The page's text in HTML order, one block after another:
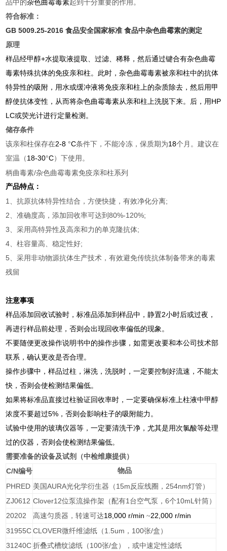
品中的杂色曲霉毒素起到十分重要的作用。
符合标准：
GB 5009.25-2016 食品安全国家标准 食品中杂色曲霉素的测定
原理
样品经甲醇+水提取液提取、过滤、稀释，然后通过键合有杂色曲霉
毒素特殊抗体的免疫亲和柱。此时，杂色曲霉毒素被亲和柱中的抗体
特异性的吸附，用水或缓冲液将免疫亲和柱上的杂质除去，然后用甲
醇使抗体变性，从而将杂色曲霉毒素从亲和柱上洗脱下来。后，用HP
LC或荧光计进行定量检测。
储存条件
该亲和柱保存在2-8 °C条件下，不能冷冻，保质期为18个月。建议在
室温（18-30°C）下使用 。
柄曲毒素/杂色曲霉毒素免疫亲和柱系列
产品特点：
1、抗原抗体特异性结合，方便快捷，有效净化分离;
2、准确度高，添加回收率可达到80%-120%;
3、采用高特异性及高亲和力的单克隆抗体;
4、柱容量高、稳定性好;
5、采用非动物源抗体生产技术，有效避免传统抗体制备带来的毒素
残留
注意事项
样品添加回收试验时，标准品添加到样品中，静置2小时后或过夜，
再进行样品前处理，否则会出现回收率偏低的现象。
不要随便更改操作说明书中的操作步骤，如需更改要和本公司技术部
联系，确认更改是否合理。
操作步骤中，样品过柱，淋洗，洗脱时，一定要控制好流速，不能太
快，否则会使检测结果偏低。
如果将标准品直接过柱验证回收率时，一定要确保标准上柱液中甲醇
浓度不要超过5%，否则会影响柱子的吸附能力。
试验中使用的玻璃仪器等，一定要清洗干净，尤其是用次氯酸等处理
过的仪器，否则会使检测结果偏低。
需要准备的设备及试剂（中检维康提供）
C/N编号 物品
PHRED 美国AURA光化学衍生器（15m反应线圈，254nm灯管）
ZJ0612 Clover12位泵流操作架（配有1 台空气泵，6个10mL针筒）
20202
高速匀质器 ，转速可达18,000 r/min~22,000 r/min
31955C CLOVER微纤维滤纸（1.5um ， 100张/盒）
31240C 折叠式槽纹滤纸（100张/盒），或中速定性滤纸